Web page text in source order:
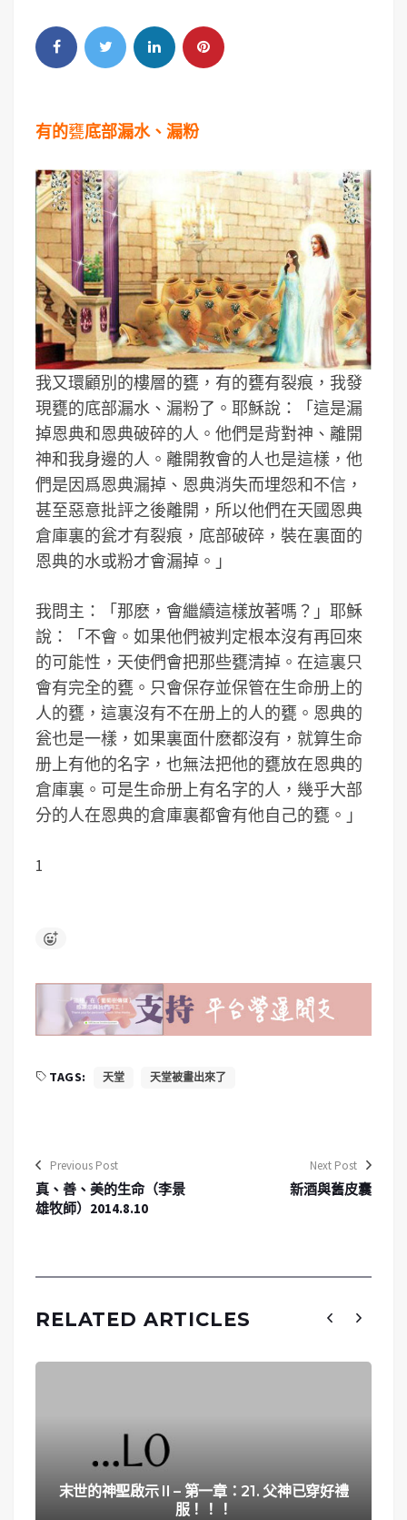
有的甕底部漏水、漏粉
我又環顧別的樓層的甕，有的甕有裂痕，我發
現甕的底部漏水、漏粉了。耶穌說：「這是漏
掉恩典和恩典破碎的人。他們是背對神、離開
神和我身邊的人。離開教會的人也是這樣，他
們是因爲恩典漏掉、恩典消失而埋怨和不信，
甚至惡意批評之後離開，所以他們在天國恩典
倉庫裏的瓮才有裂痕，底部破碎，裝在裏面的
恩典的水或粉才會漏掉。」
我問主：「那麽，會繼續這樣放著嗎？」耶穌
說：「不會。如果他們被判定根本沒有再回來
的可能性，天使們會把那些甕清掉。在這裏只
會有完全的甕。只會保存並保管在生命册上的
人的甕，這裏沒有不在册上的人的甕。恩典的
瓮也是一樣，如果裏面什麽都沒有，就算生命
册上有他的名字，也無法把他的甕放在恩典的
倉庫裏。可是生命册上有名字的人，幾乎大部
分的人在恩典的倉庫裏都會有他自己的甕。」
1
TAGS: 天堂 天堂被畫出來了
Previous Post
真、善、美的生命（李景
雄牧師）2014.8.10
Next Post
新酒與舊皮囊
RELATED ARTICLES
末世的神聖啟示 II – 第一章：21. 父神已穿好禮
服！！！